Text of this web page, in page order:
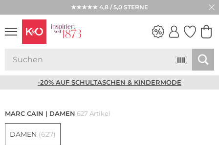
★★★★★ 4,8 / 5,0 STERNE
-20% AUF SCHULTASCHEN & KINDERMODE
MARC CAIN | DAMEN 627 Artikel
DAMEN (627)